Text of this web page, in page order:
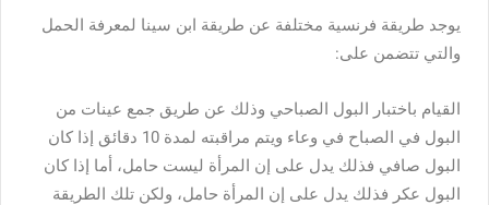
يوجد طريقة فرنسية مختلفة عن طريقة ابن سينا لمعرفة الحمل
والتي تتضمن على:
القيام باختبار البول الصباحي وذلك عن طريق جمع عينات من
البول في الصباح في وعاء ويتم مراقبته لمدة 10 دقائق إذا كان
البول صافي فذلك يدل على إن المرأة ليست حامل، أما إذا كان
البول عكر فذلك يدل على إن المرأة حامل، ولكن تلك الطريقة